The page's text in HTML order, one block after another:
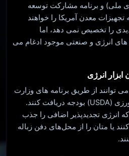
NIST (موسسه استانداردهای ملی) و برنامه مشارکت توسعه
معدن آمریکا را خواهند
را تخصیص نمی دهد، اما
های انرژی و صنعتی موجود ادغام می
می توانند از طریق برنامه های وزارت
انرژی (DOE) و وزارت کشاورزی (USDA) بودجه دریافت کنند.
انرژی تجدیدپذیر اضافی را جذب
یا متان را از محل‌های دفن زباله